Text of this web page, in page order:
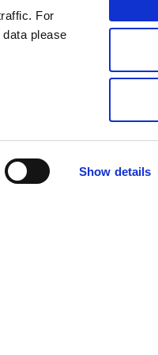
For
please
Show details